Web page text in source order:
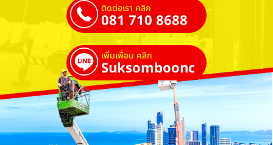
ติดต่อเรา คลิก
081 710 8688
เพิ่มเพื่อน คลิก
Suksombooncrane